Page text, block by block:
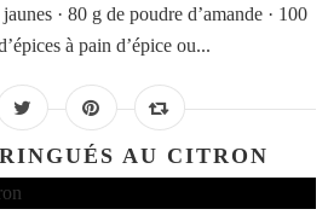
· 80 g de poudre d’amande · 100
à pain d’épice ou...
AU CITRON